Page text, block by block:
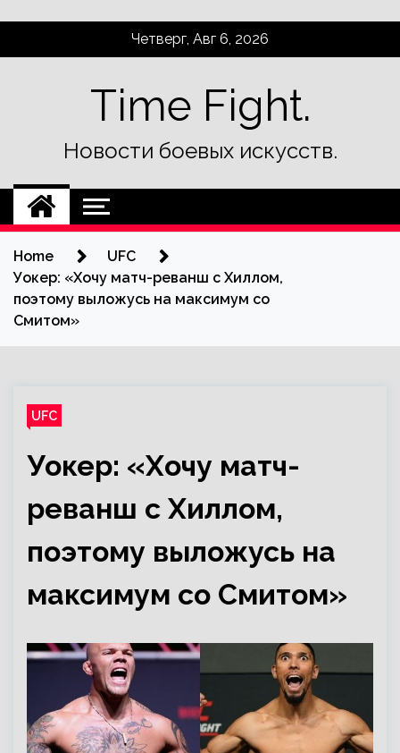
Четверг, Авг 6, 2026
Time Fight.
Новости боевых искусств.
Home
UFC
Уокер: «Хочу матч-реванш с Хиллом,
поэтому выложусь на максимум со
Смитом»
UFC
Уокер: «Хочу матч-
реванш с Хиллом,
поэтому выложусь на
максимум со Смитом»